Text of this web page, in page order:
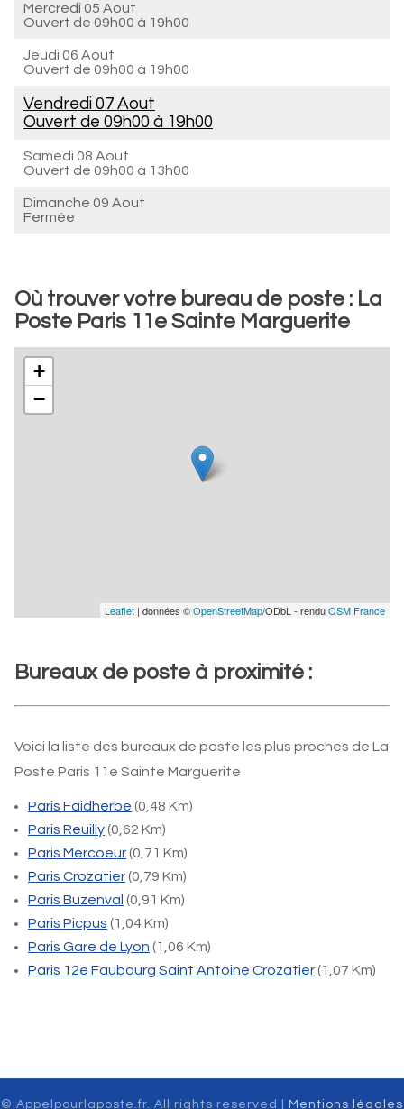
Mercredi 05 Aout
Ouvert de 09h00 à 19h00
Jeudi 06 Aout
Ouvert de 09h00 à 19h00
Vendredi 07 Aout
Ouvert de 09h00 à 19h00
Samedi 08 Aout
Ouvert de 09h00 à 13h00
Dimanche 09 Aout
Fermée
Où trouver votre bureau de poste : La
Poste Paris 11e Sainte Marguerite
+
−
Leaflet | données ©OpenStreetMap/ODbL - renduOSM France
Bureaux de poste à proximité :
Voici la liste des bureaux de poste les plus proches de La
Poste Paris 11e Sainte Marguerite
Paris Faidherbe (0,48 Km)
Paris Reuilly(0,62 Km)
Paris Mercoeur(0,71 Km)
Paris Crozatier(0,79 Km)
Paris Buzenval (0,91 Km)
Paris Picpus (1,04 Km)
Paris Gare de Lyon (1,06 Km)
Paris 12e Faubourg Saint Antoine Crozatier(1,07 Km)
© Appelpourlaposte.fr. All rights reserved | Mentions légales